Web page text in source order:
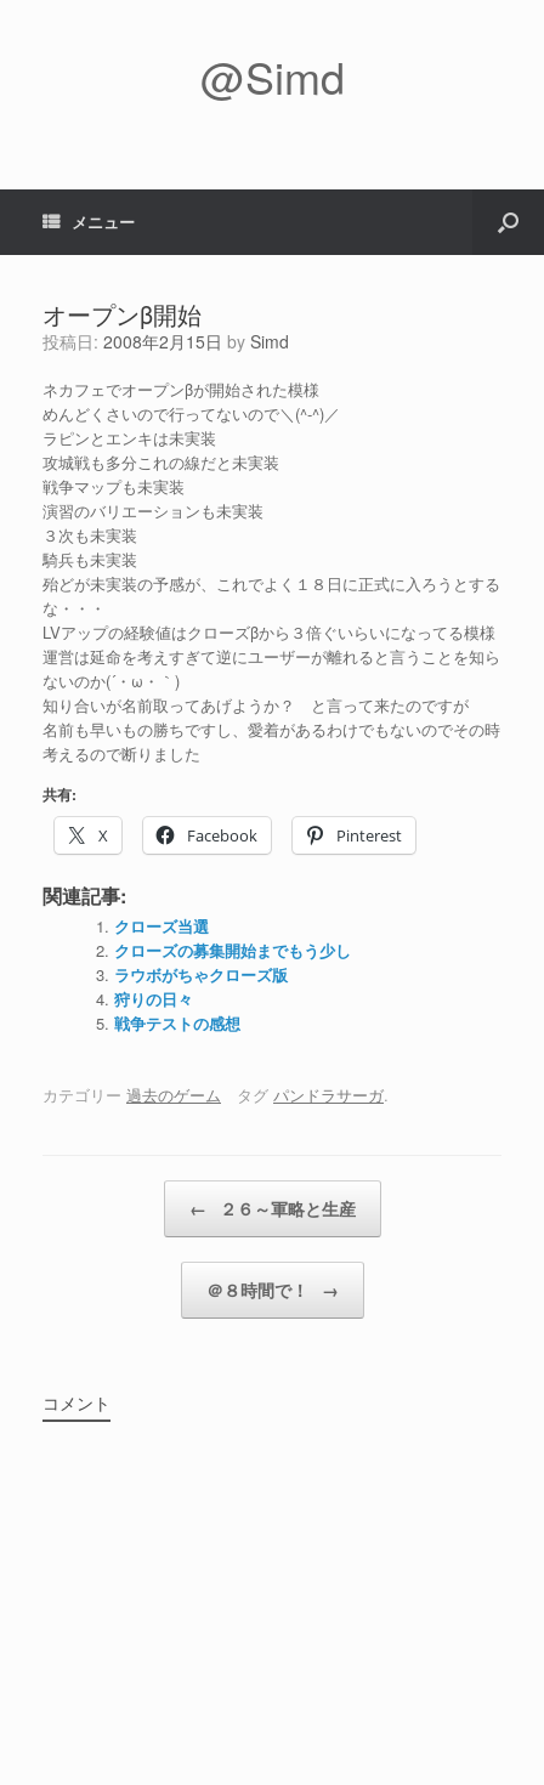
@Simd
メニュー
オープンβ開始
投稿日: 2008年2月15日 by Simd
ネカフェでオープンβが開始された模様
めんどくさいので行ってないので＼(^-^)／
ラピンとエンキは未実装
攻城戦も多分これの線だと未実装
戦争マップも未実装
演習のバリエーションも未実装
３次も未実装
騎兵も未実装
殆どが未実装の予感が、これでよく１８日に正式に入ろうとする
な・・・
LVアップの経験値はクローズβから３倍ぐいらいになってる模様
運営は延命を考えすぎて逆にユーザーが離れると言うことを知ら
ないのか(´・ω・｀)
知り合いが名前取ってあげようか？ と言って来たのですが
名前も早いもの勝ちですし、愛着があるわけでもないのでその時
考えるので断りました
共有:
X
Facebook Pinterest
関連記事:
クローズ当選
クローズの募集開始までもう少し
ラウボがちゃクローズ版
狩りの日々
戦争テストの感想
カテゴリー 過去のゲーム タグ パンドラサーガ.
← ２６～軍略と生産
＠８時間で！ →
コメント